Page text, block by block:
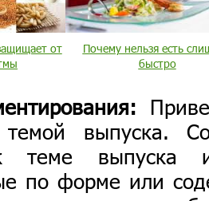
от
Почему нельзя есть
быстро
темой выпуска.
теме выпуска
по форме или